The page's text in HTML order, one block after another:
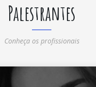
Palestrantes
Conheça os profissionais